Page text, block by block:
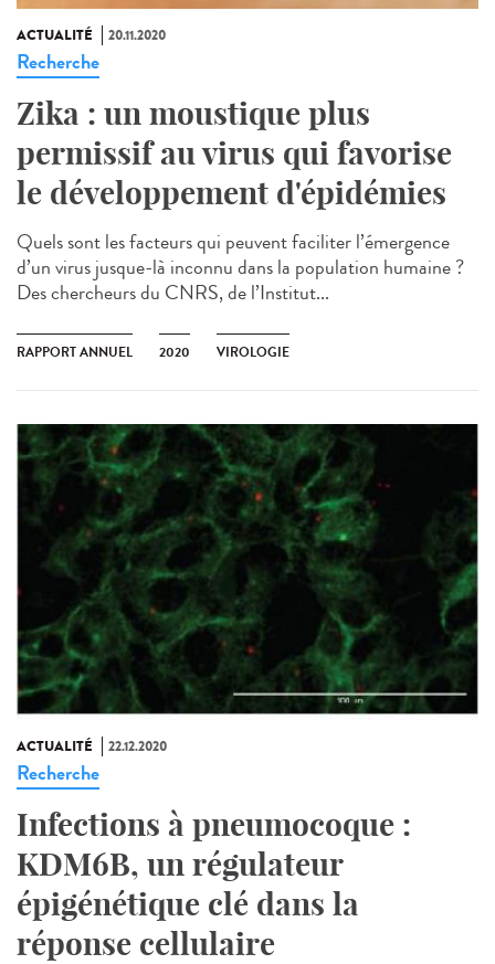
ACTUALITÉ 20.11.2020
Recherche
Zika : un moustique plus
permissif au virus qui favorise
le développement d'épidémies
Quels sont les facteurs qui peuvent faciliter l’émergence
d’un virus jusque-là inconnu dans la population humaine ?
Des chercheurs du CNRS, de l’Institut...
RAPPORT ANNUEL 2020 VIROLOGIE
ACTUALITÉ 22.12.2020
Recherche
Infections à pneumocoque :
KDM6B, un régulateur
épigénétique clé dans la
réponse cellulaire